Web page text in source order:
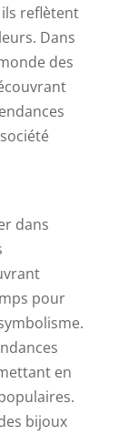
ils reflètent
Dans
des
dans
pour
en
bijoux